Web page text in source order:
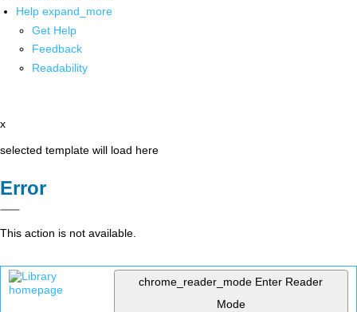
Help expand_more
Get Help
Feedback
Readability
x
selected template will load here
Error
This action is not available.
chrome_reader_mode Enter Reader
Mode